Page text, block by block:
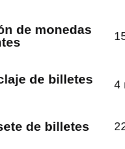
de monedas
de billetes 4
de billetes